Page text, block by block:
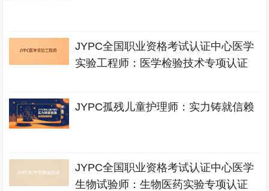
JYPC全国职业资格考试认证中心医学
实验工程师：医学检验技术专项认证
JYPC孤残儿童护理师：实力铸就信赖
JYPC全国职业资格考试认证中心医学
生物试验师：生物医药实验专项认证